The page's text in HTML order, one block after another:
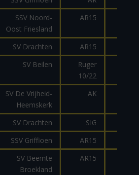
SSV Noord-
Oost Friesland
AR15
SV Drachten AR15
SV Beilen
Ruger
10/22
SV De Vrijheid-
Heemskerk
AK
SV Drachten SIG
SSV Griffioen AR15
SV Beemte
Broekland
AR15